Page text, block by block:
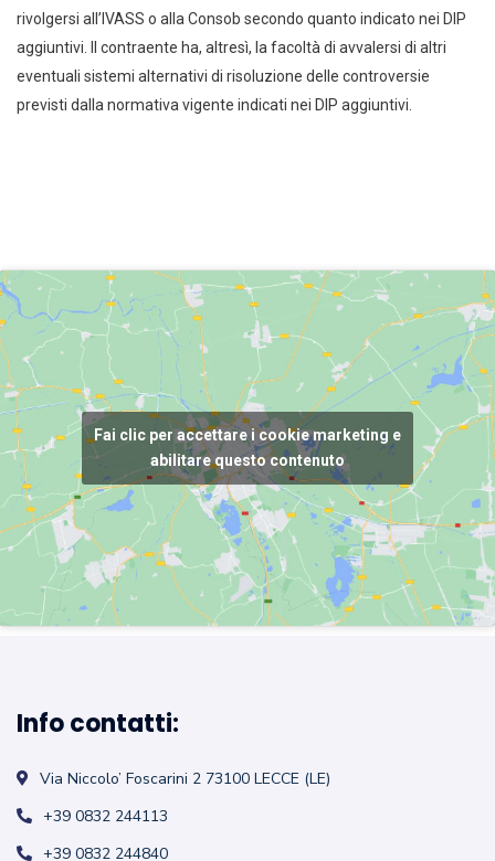
rivolgersi all’IVASS o alla Consob secondo quanto indicato nei DIP
aggiuntivi. Il contraente ha, altresì, la facoltà di avvalersi di altri
eventuali sistemi alternativi di risoluzione delle controversie
previsti dalla normativa vigente indicati nei DIP aggiuntivi.
Fai clic per accettare i cookie marketing e
abilitare questo contenuto
Info contatti:
Via Niccolo’ Foscarini 2 73100 LECCE (LE)
+39 0832 244113
+39 0832 244840